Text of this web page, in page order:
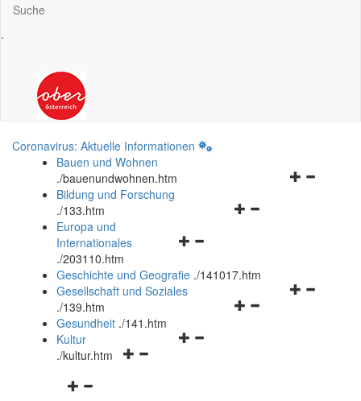
Suche
.
Coronavirus: Aktuelle Informationen
Bauen und Wohnen
./bauenundwohnen.htm
Navigationsmenü
Bildung und Forschung
./133.htm
Navigationsmenü
und
schließen
Europa und
Internationales
./203110.htm
Geschichte und Geografie ./141017.htm
Navigationsmenü
Gesellschaft und Soziales
./139.htm
Navigationsmenü
Gesundheit ./141.htm
Navigationsmenü
Kultur
./kultur.htm
Navigationsmenü